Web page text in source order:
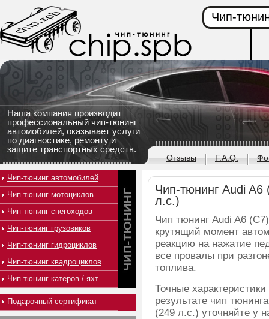
Наша компания производит
профессиональный чип-тюнинг
автомобилей, оказывает услуги
по диагностике, ремонту и
защите транспортных средств.
Чип-
Отзывы F.A.Q.
Чип-тюнинг Audi
л.с.)
Чип тюнинг Audi A6
крутящий момент
реакцию на нажатие
все провалы при
топлива.
Точные
результате чип
(249 л.с.) уточняйте у
Чип-тюнинг автомобилей
Чип-тюнинг мотоциклов
Чип-тюнинг снегоходов
Чип-тюнинг грузовиков
Чип-тюнинг гидроциклов
Чип-тюнинг квадроциклов
Чип-тюнинг катеров / яхт
Подарочный сертификат